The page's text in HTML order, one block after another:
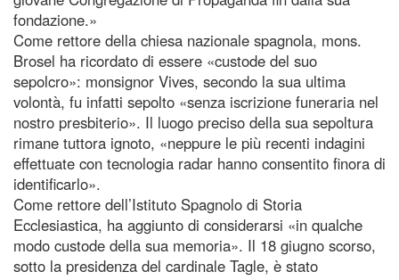
fondazione.»
Come rettore della chiesa nazionale spagnola, mons.
Brosel ha ricordato di essere «custode del suo
sepolcro»: monsignor Vives, secondo la sua ultima
volontà, fu infatti sepolto «senza iscrizione funeraria nel
nostro presbiterio». Il luogo preciso della sua sepoltura
rimane tuttora ignoto, «neppure le più recenti indagini
effettuate con tecnologia radar hanno consentito finora di
identificarlo».
Come rettore dell’Istituto Spagnolo di Storia
Ecclesiastica, ha aggiunto di considerarsi «in qualche
modo custode della sua memoria». Il 18 giugno scorso,
sotto la presidenza del cardinale Tagle, è stato